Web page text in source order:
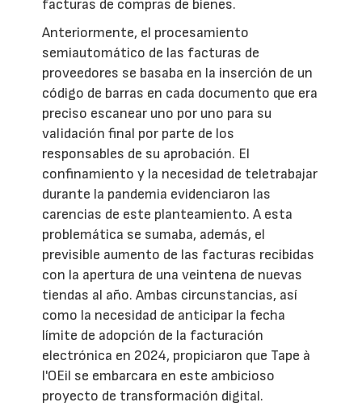
facturas de compras de bienes.
Anteriormente, el procesamiento
semiautomático de las facturas de
proveedores se basaba en la inserción de un
código de barras en cada documento que era
preciso escanear uno por uno para su
validación final por parte de los
responsables de su aprobación. El
confinamiento y la necesidad de teletrabajar
durante la pandemia evidenciaron las
carencias de este planteamiento. A esta
problemática se sumaba, además, el
previsible aumento de las facturas recibidas
con la apertura de una veintena de nuevas
tiendas al año. Ambas circunstancias, así
como la necesidad de anticipar la fecha
límite de adopción de la facturación
electrónica en 2024, propiciaron que Tape à
l'OEil se embarcara en este ambicioso
proyecto de transformación digital.